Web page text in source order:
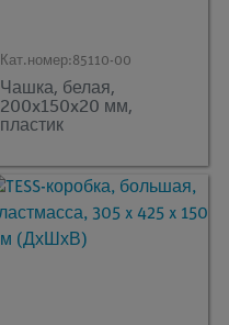
Кат.номер:85110-00
Чашка, белая,
200x150x20 мм,
пластик